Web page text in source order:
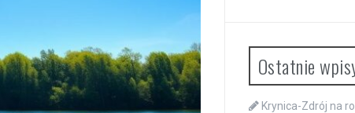
Ostatnie
Krynica-Zdrój na